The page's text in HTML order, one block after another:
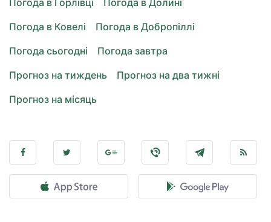
Погода в Горлівці
Погода в Долині
Погода в Ковелі
Погода в Добропіллі
Погода сьогодні
Погода завтра
Прогноз на тиждень
Прогноз на два тижні
Прогноз на місяць